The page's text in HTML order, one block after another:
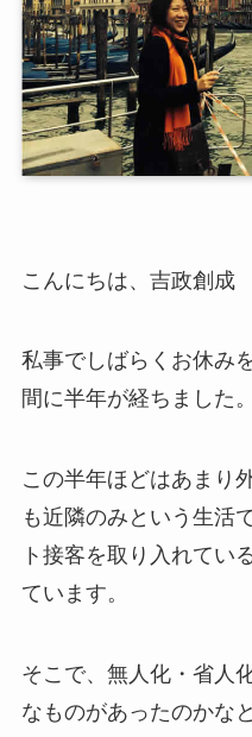
こんにちは、吉政創成
私事でしばらくお休み
間に半年が経ちました。
この半年ほどはあまり
も近隣のみという生活
ト接客を取り入れてい
ています。
そこで、無人化・省人
なものがあったのかな